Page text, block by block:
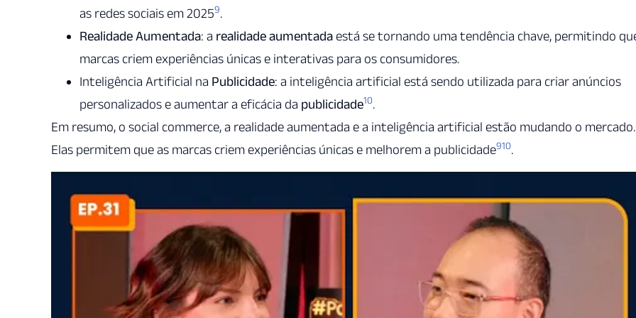
as redes sociais em 20259.
Realidade Aumentada: a realidade aumentada está se tornando uma tendência chave, permitindo
marcas criem experiências únicas e interativas para os consumidores.
Inteligência Artificial na Publicidade: a inteligência artificial está sendo utilizada para criar anúncios
personalizados e aumentar a eficácia da publicidade10.
Em resumo, o social commerce, a realidade aumentada e a inteligência artificial estão mudando o mercado.
Elas permitem que as marcas criem experiências únicas e melhorem a publicidade910.